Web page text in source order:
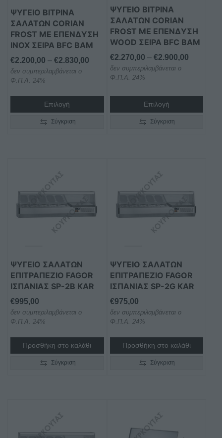
ΨΥΓΕΙΟ ΒΙΤΡΙΝΑ
ΣΑΛΑΤΩΝ CORIAN
FROST ΜΕ ΕΠΕΝΔΥΣΗ
INOX ΣΕΙΡΑ BFC BAM
€2.200,00 – €2.830,00
range:
through
δεν συμπεριλαμβάνεται ο
Φ.Π.Α. 24%
Επιλογή
επιλεγούν
στη
σελίδα
προϊόντος
Σύγκριση
ΨΥΓΕΙΟ ΒΙΤΡΙΝΑ
ΣΑΛΑΤΩΝ CORIAN
FROST ΜΕ ΕΠΕΝΔΥΣΗ
WOOD ΣΕΙΡΑ BFC BAM
€2.270,00 – €2.900,00Price
δεν συμπεριλαμβάνεται ο
Φ.Π.Α. 24%
Επιλογή
να
επιλεγούν
στη
σελίδα
του
προϊόντος
Σύγκριση
ΨΥΓΕΙΟ ΣΑΛΑΤΩΝ
ΕΠΙΤΡΑΠΕΖΙΟ FAGOR
ΙΣΠΑΝΙΑΣ SP-2B KAR
€995,00
δεν συμπεριλαμβάνεται ο
Φ.Π.Α. 24%
Προσθήκη στο καλάθι
Σύγκριση
ΨΥΓΕΙΟ ΣΑΛΑΤΩΝ
ΕΠΙΤΡΑΠΕΖΙΟ FAGOR
ΙΣΠΑΝΙΑΣ SP-2G KAR
€975,00
δεν συμπεριλαμβάνεται ο
Φ.Π.Α. 24%
Προσθήκη στο καλάθι
Σύγκριση